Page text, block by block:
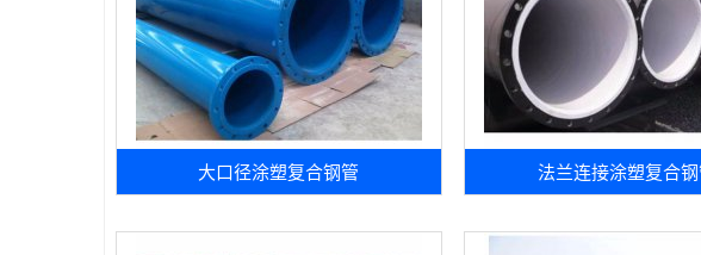
大口径涂塑复合钢管 法兰连接涂塑复合